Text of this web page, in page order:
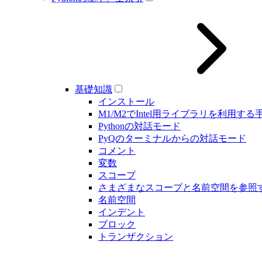
基礎知識
インストール
M1/M2でIntel用ライブラリを利用する
Pythonの対話モード
PyQのターミナルからの対話モード
コメント
変数
スコープ
さまざまなスコープと名前空間を参照
名前空間
インデント
ブロック
トランザクション